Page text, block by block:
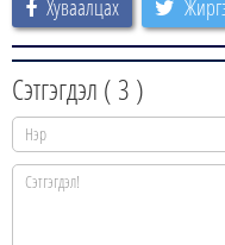
Хуваалцах
Сэтгэгдэл (3)